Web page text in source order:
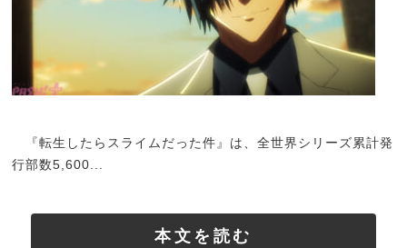
『転生したらスライムだった件』は、全世界シリーズ累計発
行部数5,600...
本文を読む